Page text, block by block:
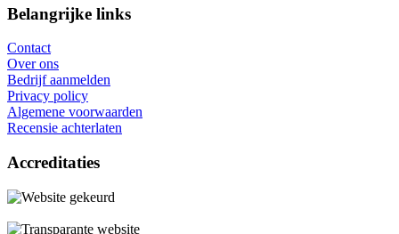
Belangrijke links
Contact
Over ons
Bedrijf aanmelden
Privacy policy
Algemene voorwaarden
Recensie achterlaten
Accreditaties